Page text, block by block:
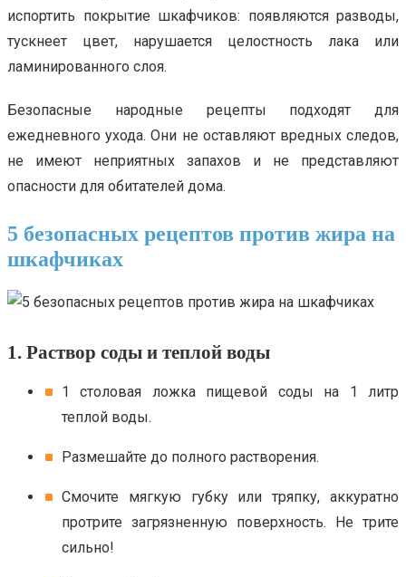
испортить покрытие шкафчиков: появляются разводы,
тускнеет цвет, нарушается целостность лака или
ламинированного слоя.
Безопасные народные рецепты подходят для
ежедневного ухода. Они не оставляют вредных следов,
не имеют неприятных запахов и не представляют
опасности для обитателей дома.
5 безопасных рецептов против жира на
шкафчиках
1. Раствор соды и теплой воды
1 столовая ложка пищевой соды на 1 литр
теплой воды.
Размешайте до полного растворения.
Смочите мягкую губку или тряпку, аккуратно
протрите загрязненную поверхность. Не трите
сильно!